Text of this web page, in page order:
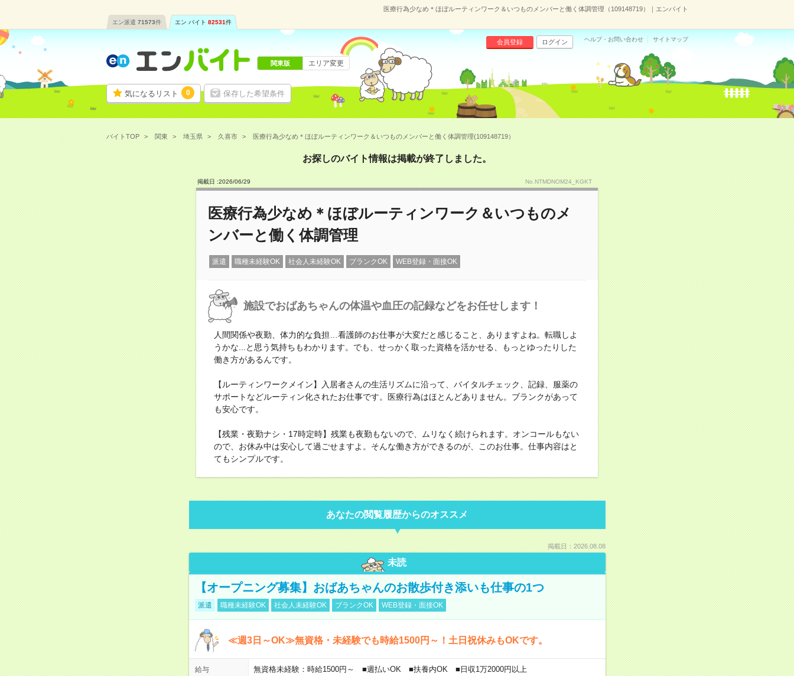
医療行為少なめ＊ほぼルーティンワーク＆いつものメンバーと働く体調管理（109148719）｜エンバイト
エン派遣 71573件 エン バイト 82531件
気になるリスト 0 保存した希望条件
会員登録 ログイン ヘルプ・お問い合わせ サイトマップ
関東版 エリア変更
バイトTOP 関東 埼玉県 久喜市 医療行為少なめ＊ほぼルーティンワーク＆いつものメンバーと働く体調管理(109148719）
お探しのバイト情報は掲載が終了しました。
掲載日 :2026/06/29 No.NTMDNOM24_KGKT
医療行為少なめ＊ほぼルーティンワーク＆いつものメ
ンバーと働く体調管理
派遣 職種未経験OK 社会人未経験OK ブランクOK WEB登録・面接OK
施設でおばあちゃんの体温や血圧の記録などをお任せします！
人間関係や夜勤、体力的な負担…看護師のお仕事が大変だと感じること、ありますよね。転職しよ
うかな...と思う気持ちもわかります。でも、せっかく取った資格を活かせる、もっとゆったりした
働き方があるんです。
【ルーティンワークメイン】入居者さんの生活リズムに沿って、バイタルチェック、記録、服薬の
サポートなどルーティン化されたお仕事です。医療行為はほとんどありません。ブランクがあって
も安心です。
【残業・夜勤ナシ・17時定時】残業も夜勤もないので、ムリなく続けられます。オンコールもない
ので、お休み中は安心して過ごせますよ。そんな働き方ができるのが、このお仕事。仕事内容はと
てもシンプルです。
あなたの閲覧履歴からのオススメ
掲載日：2026.08.08
未読
【オープニング募集】おばあちゃんのお散歩付き添いも仕事の1つ
派遣 職種未経験OK 社会人未経験OK ブランクOK WEB登録・面接OK
≪週3日～OK≫無資格・未経験でも時給1500円～！土日祝休みもOKです。
給与 無資格未経験：時給1500円～ ■週払いOK ■扶養内OK ■日収1万2000円以上